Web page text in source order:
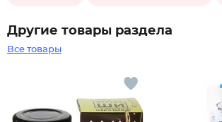
Другие товары раздела
Все товары